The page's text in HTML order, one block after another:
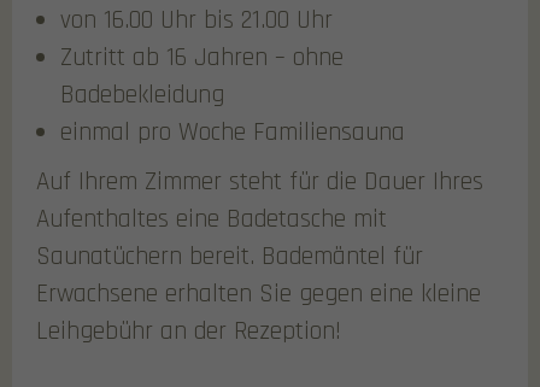
von 16.00 Uhr bis 21.00 Uhr
Zutritt ab 16 Jahren – ohne
Badebekleidung
einmal pro Woche Familiensauna
Auf Ihrem Zimmer steht für die Dauer Ihres
Aufenthaltes eine Badetasche mit
Saunatüchern bereit. Bademäntel für
Erwachsene erhalten Sie gegen eine kleine
Leihgebühr an der Rezeption!